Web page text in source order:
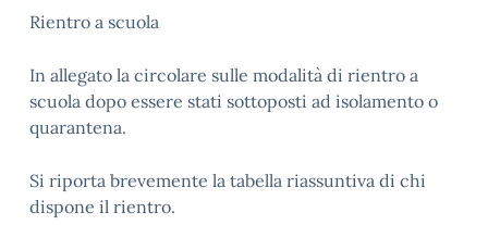
Rientro a scuola
In allegato la circolare sulle modalità di rientro a
scuola dopo essere stati sottoposti ad isolamento o
quarantena.
Si riporta brevemente la tabella riassuntiva di chi
dispone il rientro.